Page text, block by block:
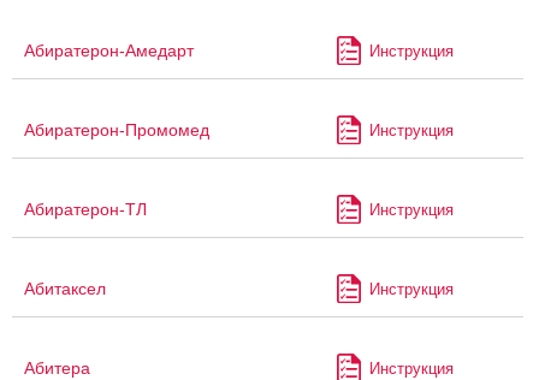
Абиратерон-Амедарт Инструкция
Абиратерон-Промомед Инструкция
Абиратерон-ТЛ Инструкция
Абитаксел Инструкция
Абитера Инструкция